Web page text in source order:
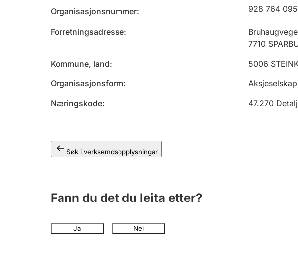
Organisasjonsnummer 928 764 095
Forretningsadresse
7710 SPARBU
Kommune, land
5006
Organisasjonsform
Aksjeselskap
Næringskode
47.270
Søk i verksemdsopplysningar
Fann du det du leita etter?
Ja Nei